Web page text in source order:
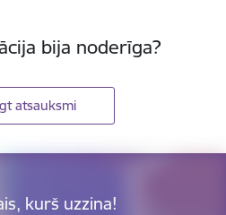
bija noderīga?
atsauksmi
kurš uzzina!